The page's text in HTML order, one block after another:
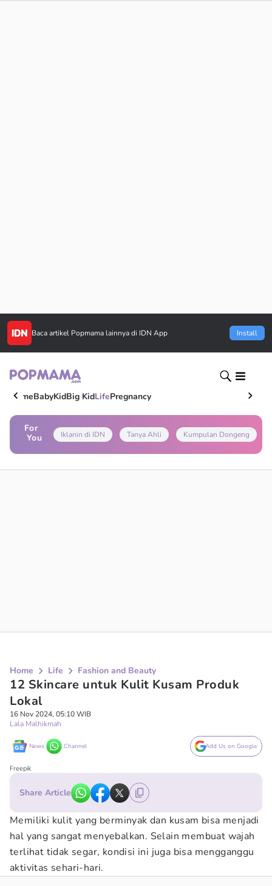
Baca artikel Popmama lainnya di IDN App Install
HomeBabyKidBig KidLifePregnancy
For
You
Iklanin di IDN Tanya Ahli Kumpulan Dongeng
Home Life Fashion and Beauty
12 Skincare untuk Kulit Kusam Produk
Lokal
16 Nov 2024, 05:10 WIB
Lala Malhikmah
News Channel Add Us on Google
Freepik
Share Article
Memiliki kulit yang berminyak dan kusam bisa menjadi
hal yang sangat menyebalkan. Selain membuat wajah
terlihat tidak segar, kondisi ini juga bisa mengganggu
aktivitas sehari-hari.